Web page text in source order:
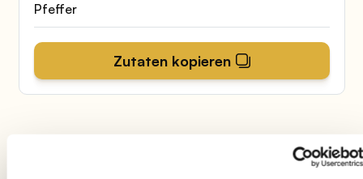
Pfeffer
Zutaten kopieren